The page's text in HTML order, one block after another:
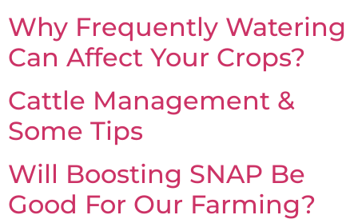
Why Frequently Watering
Can Affect Your Crops?
Cattle Management &
Some Tips
Will Boosting SNAP Be
Good For Our Farming?